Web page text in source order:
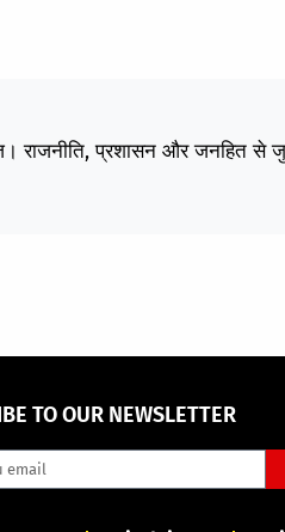
राजनीति, प्रशासन और जनहित से
TO OUR NEWSLETTER